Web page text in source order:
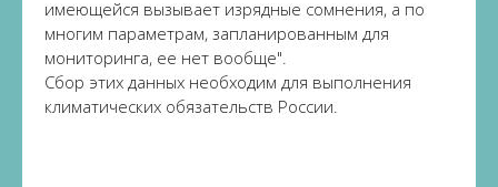
имеющейся вызывает изрядные сомнения, а по
многим параметрам, запланированным для
мониторинга, ее нет вообще".
Сбор этих данных необходим для выполнения
климатических обязательств России.